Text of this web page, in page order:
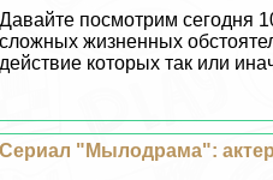
Давайте посмотрим сегодня
сложных жизненных
действие которых так или
Сериал "Мылодрама":